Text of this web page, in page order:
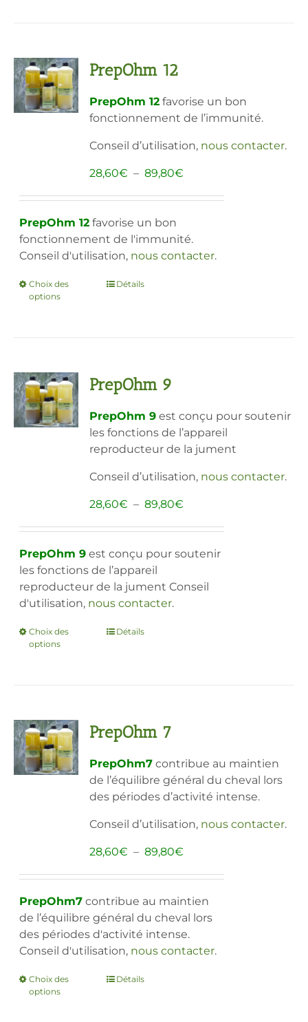
options
être
choisies
la
page
produit
PrepOhm 12
PrepOhm 12 favorise un bon
fonctionnement de l’immunité.
Conseil d’utilisation, nous contacter.
28,60€ – 89,80€
prix :
à
89,80€
PrepOhm 12 favorise un bon
fonctionnement de l'immunité.
Conseil d'utilisation, nous contacter.
Choix des
options
Ce
options
être
choisies
sur
page
du
Détails
PrepOhm 9
PrepOhm 9 est conçu pour soutenir
les fonctions de l’appareil
reproducteur de la jument
Conseil d’utilisation, nous contacter.
28,60€ – 89,80€
prix :
28,60€
89,80€
PrepOhm 9 est conçu pour soutenir
les fonctions de l’appareil
reproducteur de la jument Conseil
d'utilisation, nous contacter.
Choix des
options
Ce
options
être
choisies
sur
page
du
Détails
PrepOhm 7
PrepOhm7 contribue au maintien
de l’équilibre général du cheval lors
des périodes d’activité intense.
Conseil d’utilisation, nous contacter.
28,60€ – 89,80€
prix :
28,60€
à
89,80€
PrepOhm7 contribue au maintien
de l’équilibre général du cheval lors
des périodes d'activité intense.
Conseil d'utilisation, nous contacter.
Choix des
options
CeDétails